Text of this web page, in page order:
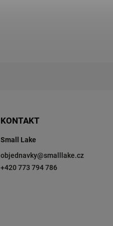
KONTAKT
Small Lake
objednavky@smalllake.cz
+420 773 794 786